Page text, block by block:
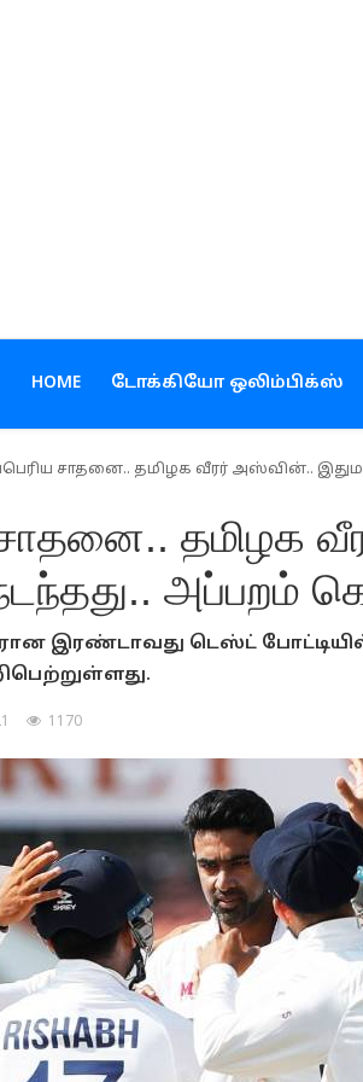
HOME டோக்கியோ ஒலிம்பிக்ஸ்
சாதனை.. தமிழக வீரர் அஸ்வின்..
சாதனை.. தமிழக
அப்பறம்
இரண்டாவது டெஸ்ட்
1170